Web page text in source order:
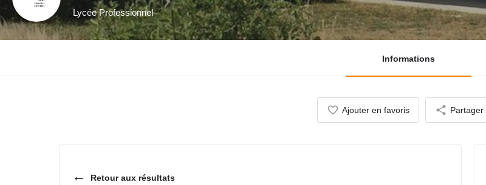
Lycée Professionnel
Informations
Ajouter en favoris Partager
← Retour aux résultats